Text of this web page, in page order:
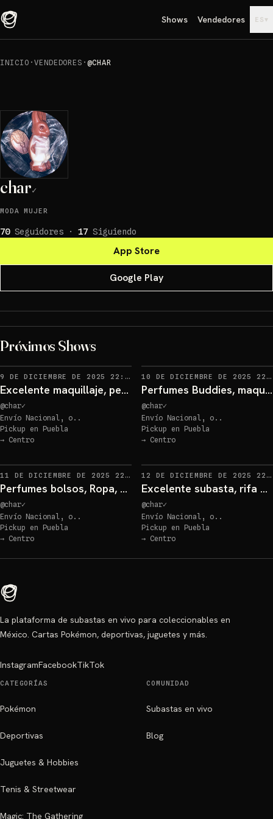
Shows Vendedores ES ▾
INICIO · VENDEDORES ·@CHAR
char✓
MODA MUJER
70 Seguidores · 17 Siguiendo
App Store
Google Play
Próximos Shows
9 DE DICIEMBRE DE 2025 22:00 ·8 RECORDATORIOS
Excelente maquillaje, perfumes Body, Ropa y bolsos desde 50 pesos
@char✓
Envío Nacional, o..
Pickup en Puebla
→ Centro
10 DE DICIEMBRE DE 2025 22:00
Perfumes Buddies, maquillaje, bolsos, accesorios, de excelente, precio y calidad desde 30 pesos
@char✓
Envío Nacional, o..
Pickup en Puebla
→ Centro
Caja de maquillaje
sorpresa
11 DE DICIEMBRE DE 2025 22:00 · 130 RECORDATORIOS
Perfumes bolsos, Ropa, maquillaje y accesorios, excelentes para ti y con un precio mínimo desde 30 pesos
@char✓
Envío Nacional, o..
Pickup en Puebla
→ Centro
12 DE DICIEMBRE DE 2025 22:00
Excelente subasta, rifa y oferta de productos y regalos gratis y productos en oferta desde 30 pesos
@char✓
Envío Nacional, o..
Pickup en Puebla
→ Centro
La plataforma de subastas en vivo para coleccionables en
México. Cartas Pokémon, deportivas, juguetes y más.
InstagramFacebookTikTok
CATEGORÍAS
Pokémon
Deportivas
Juguetes & Hobbies
Tenis & Streetwear
Magic: The Gathering
COMUNIDAD
Subastas en vivo
Blog